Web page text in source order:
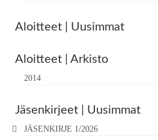
Aloitteet | Uusimmat
Aloitteet | Arkisto
2014
Jäsenkirjeet | Uusimmat
JÄSENKIRJE 1/2026